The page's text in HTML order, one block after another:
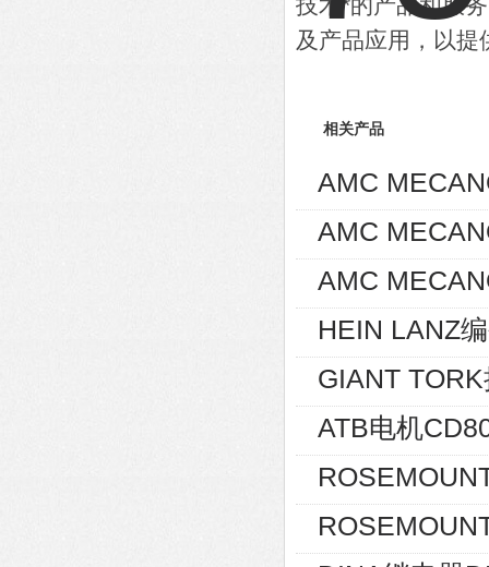
技术*的产品和服
及产品应用，以提
相关产品
AMC
AMC
AMC
HEIN LANZ
GIANT
ATB电机